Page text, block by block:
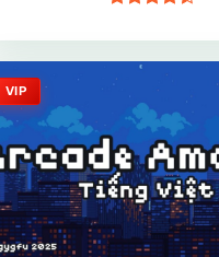
hạng4.4
VIP